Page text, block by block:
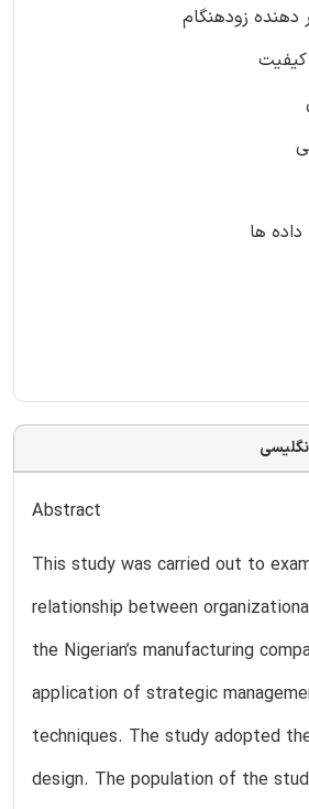
دهنده زودهنگام
کیفیت
داده ها
Abstract
This study was carried out to
relationship between
the Nigerian’s manufacturing
application of strategic
techniques. The study adopted
design. The population of the